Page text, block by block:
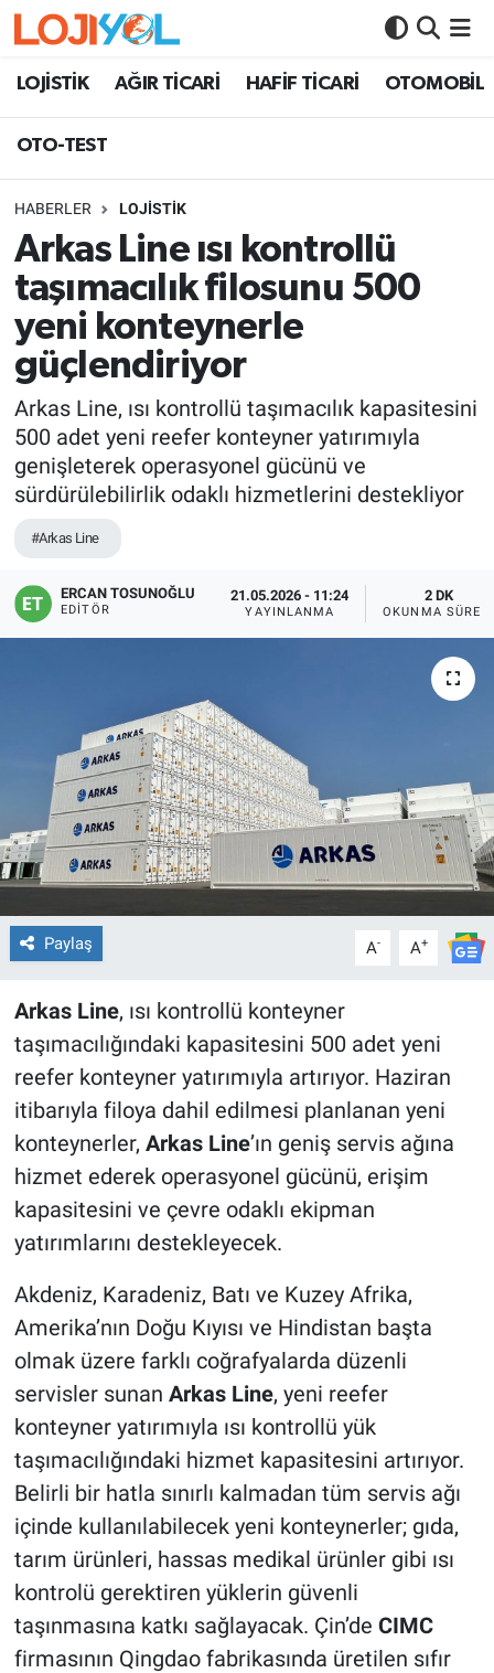
LOJİSTİK AĞIR TİCARİ HAFİF TİCARİ OTOMOBİL
OTO-TEST
HABERLER LOJİSTİK
Arkas Line ısı kontrollü
taşımacılık filosunu 500
yeni konteynerle
güçlendiriyor
Arkas Line, ısı kontrollü taşımacılık kapasitesini
500 adet yeni reefer konteyner yatırımıyla
genişleterek operasyonel gücünü ve
sürdürülebilirlik odaklı hizmetlerini destekliyor
#Arkas Line
ERCAN TOSUNOĞLU
EDITÖR
21.05.2026 - 11:24
YAYINLANMA
2 DK
OKUNMA SÜRESI
Paylaş A- A+
Arkas Line, ısı kontrollü konteyner
taşımacılığındaki kapasitesini 500 adet yeni
reefer konteyner yatırımıyla artırıyor. Haziran
itibarıyla filoya dahil edilmesi planlanan yeni
konteynerler, Arkas Line’ın geniş servis ağına
hizmet ederek operasyonel gücünü, erişim
kapasitesini ve çevre odaklı ekipman
yatırımlarını destekleyecek.
Akdeniz, Karadeniz, Batı ve Kuzey Afrika,
Amerika’nın Doğu Kıyısı ve Hindistan başta
olmak üzere farklı coğrafyalarda düzenli
servisler sunan Arkas Line, yeni reefer
konteyner yatırımıyla ısı kontrollü yük
taşımacılığındaki hizmet kapasitesini artırıyor.
Belirli bir hatla sınırlı kalmadan tüm servis ağı
içinde kullanılabilecek yeni konteynerler; gıda,
tarım ürünleri, hassas medikal ürünler gibi ısı
kontrolü gerektiren yüklerin güvenli
taşınmasına katkı sağlayacak. Çin’de CIMC
firmasının Qingdao fabrikasında üretilen sıfır
OTO-TEST